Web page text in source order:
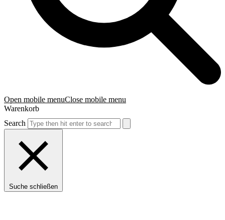
Open mobile menuClose mobile menu
Warenkorb
Search
Suche schließen